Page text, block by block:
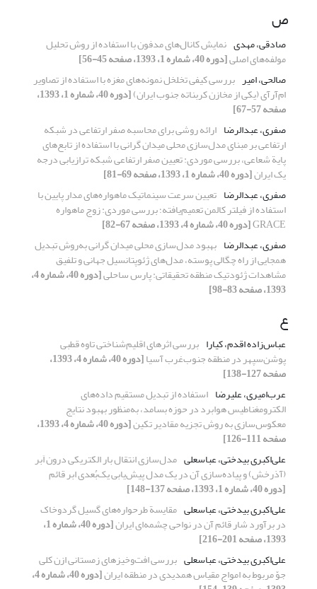
ص
صادقی، مهدی نمایش کانال‌های مدفون با استفاده از روش تحلیل
مولفه‌های اصلی[دوره 40، شماره 1، 1393، صفحه 45-56]
صالحی، امیر بررسی کیفی تخلخل نمونه‌‌‌‌های مغزه با استفاده از تصاویر
ام‌آر‌آی (یکی از مخازن کربناته جنوب ایران) [دوره 40، شماره 1، 1393،
صفحه 57-67]
صفری، عبدالرضا ارائه روشی برای محاسبه صفر ارتفاعی در شبکه
ارتفاعی بر مبنای مدل‌سازی محلی میدان گرانی با استفاده از تابع‌های
پایة شعاعی، بررسی موردی: تعیین صفر ارتفاعی شبکه ترازیابی درجه
یک ایران[دوره 40، شماره 1، 1393، صفحه 69-81]
صفری، عبدالرضا تعیین سرعت سینماتیک ماهواره‌های مدار پایین با
استفاده از فیلتر کالمن تعمیم‌یافته؛ بررسی موردی: زوج ماهواره
GRACE[دوره 40، شماره 4، 1393، صفحه 67-82]
صفری، عبدالرضا بهبود مدل‌سازی محلی میدان گرانی به‌روش تبدیل
همجایی از راه چگالی پوسته، مدل‌های ژئوپتانسیل جهانی و تلفیق
مشاهدات ژئودتیک منطقه تحقیقاتی: پارس ساحلی [دوره 40، شماره 4،
1393، صفحه 83-98]
ع
عباس‌زاده ‌اقدم، کیارا بررسی اثرهای اقلیم‌شناختی تاوه قطبی
پوشن‌سپهر در منطقه جنوب‌غرب آسیا [دوره 40، شماره 4، 1393،
صفحه 127-138]
عرب‌‌امیری، علیرضا استفاده از تبدیل مستقیم داده‌‌های
الکترومغناطیس هوابرد در حوزه بسامد، به‌منظور بهبود نتایج
معکوس‌سازی به روش تجزیه مقادیر تکین [دوره 40، شماره 4، 1393،
صفحه 111-126]
علی‌اکبری بیدختی، عباسعلی مدل‌سازی انتقال بار الکتریکی درون اَبر
(آذرخش) و پیاده‌سازی آن در یک مدل پیش‌یابی یک‌بُعدی ابر قائم
[دوره 40، شماره 1، 1393، صفحه 137-148]
علی‌اکبری بیدختی، عباسعلی مقایسة طرحواره‌های گسیل گردوخاک
در برآورد شار قائم آن در نواحی چشمه‌ای ایران [دوره 40، شماره 1،
1393، صفحه 201-216]
علی‌اکبری بیدختی، عباسعلی بررسی افت‌وخیزهای زمستانی ازن کلی
جوّ مربوط به امواج مقیاس همدیدی در منطقه ایران [دوره 40، شماره 4،